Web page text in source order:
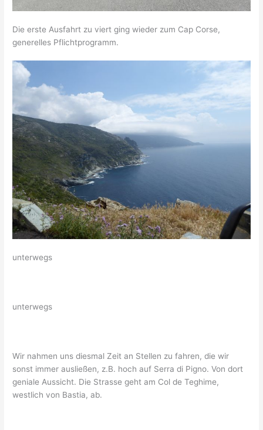
Die erste Ausfahrt zu viert ging wieder zum Cap Corse,
generelles Pflichtprogramm.
unterwegs
unterwegs
Wir nahmen uns diesmal Zeit an Stellen zu fahren, die wir
sonst immer ausließen, z.B. hoch auf Serra di Pigno. Von dort
geniale Aussicht. Die Strasse geht am Col de Teghime,
westlich von Bastia, ab.